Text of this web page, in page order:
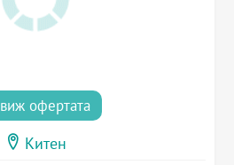
виж офертата
Китен